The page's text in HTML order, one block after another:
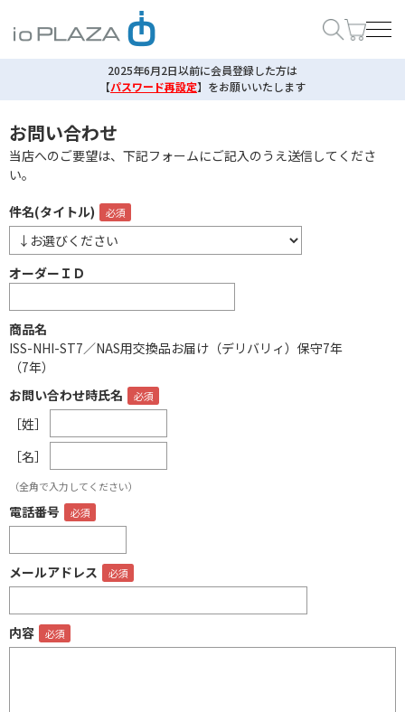
2025年6月2日以前に会員登録した方は
【パスワード再設定】 をお願いいたします
お問い合わせ
当店へのご要望は、下記フォームにご記入のうえ送信してくださ
い。
件名(タイトル)
オーダーＩＤ
商品名
ISS-NHI-ST7／NAS用交換品お届け（デリバリィ）保守7年
（7年）
お問い合わせ時氏名
［姓］
［名］
（全角で入力してください）
電話番号
メールアドレス
内容